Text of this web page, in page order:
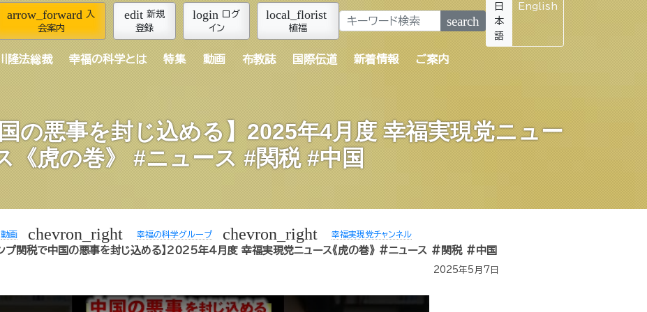
arrow_forward 入
会案内
edit 新規
登録
login ログ
イン
local_florist
植福 search
日
本
語
English
隆法総裁 幸福の科学とは 特集 動画 布教誌 国際伝道 新着情報 ご案内
の悪事を封じ込める】2025年4月度 幸福実現党ニュー
《虎の巻》 #ニュース #関税 #中国
動画 chevron_right 幸福の科学グループ chevron_right 幸福実現党チャンネル
ンプ関税で中国の悪事を封じ込める】2025年4月度 幸福実現党ニュース《虎の巻》 #ニュース #関税 #中国
2025年5月7日